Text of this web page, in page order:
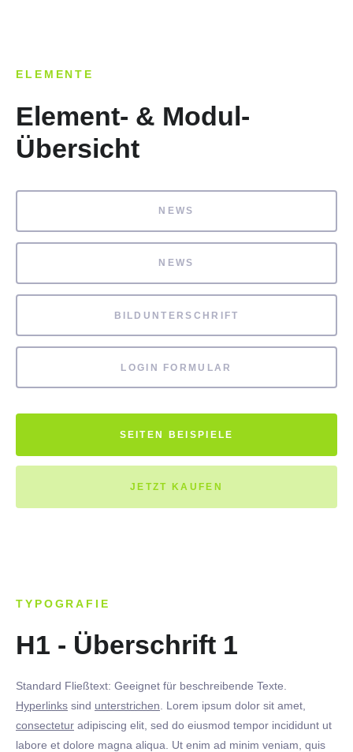
ELEMENTE
Element- & Modul-
Übersicht
NEWS
NEWS
BILDUNTERSCHRIFT
LOGIN FORMULAR
SEITEN BEISPIELE
JETZT KAUFEN
TYPOGRAFIE
H1 - Überschrift 1
Standard Fließtext: Geeignet für beschreibende Texte.
Hyperlinks sind unterstrichen . Lorem ipsum dolor sit amet,
consectetur adipiscing elit, sed do eiusmod tempor incididunt ut
labore et dolore magna aliqua. Ut enim ad minim veniam, quis